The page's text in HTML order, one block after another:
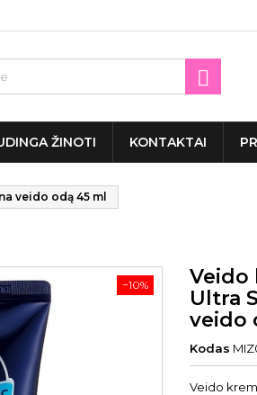

ŽINOTI KONTAKTAI
veido odą 45 ml
−10%
Veido
Ultra
veido
Kodas
Veido